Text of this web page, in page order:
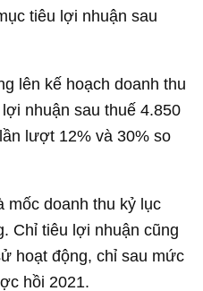
tiêu lợi nhuận sau
lên kế hoạch doanh thu
lợi nhuận sau thuế4.850
lượt 12% và 30% so
mốc doanh thu kỷ lục
Chỉ tiêu lợi nhuận cũng
hoạt động, chỉ sau mức
hồi 2021.